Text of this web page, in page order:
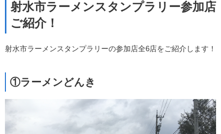
射水市ラーメンスタンプラリー参加店
ご紹介！
射水市ラーメンスタンプラリーの参加店全6店をご紹介します！
①ラーメンどんき